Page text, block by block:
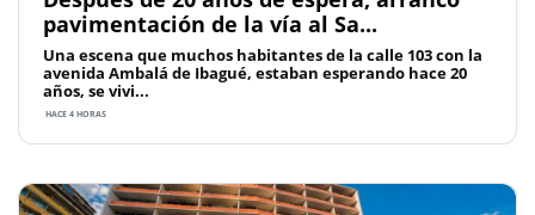
pavimentación de la vía al Sa...
Una escena que muchos habitantes de la calle 103 con la
avenida Ambalá de Ibagué, estaban esperando hace 20
años, se vivi...
HACE 4 HORAS